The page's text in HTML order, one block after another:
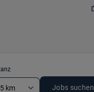
Jobs suchen